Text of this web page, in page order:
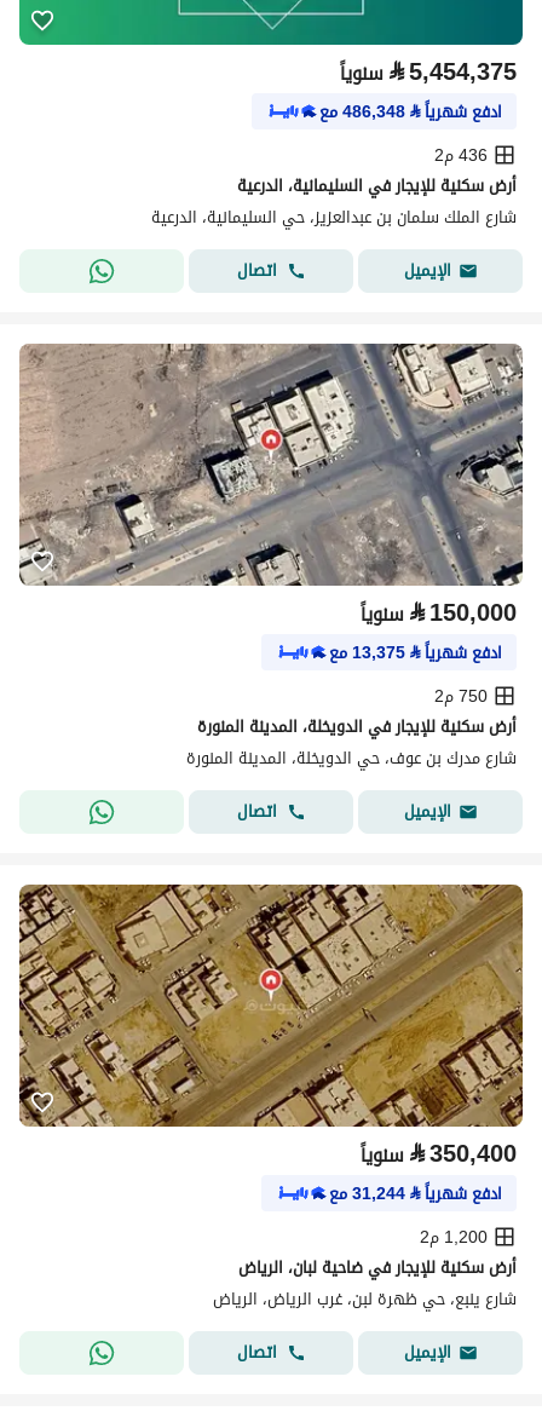
⃁5,454,375 سنوياً
ادفع شهرياً⃁
486,348مع
436 م2
أرض سكنية للإيجار في السليمانية، الدرعية
شارع الملك سلمان بن عبدالعزيز، حي السليمانية، الدرعية
الإيميل
اتصال
⃁150,000 سنوياً
ادفع شهرياً⃁
13,375مع
750 م2
أرض سكنية للإيجار في الدويخلة، المدينة المنورة
شارع مدرك بن عوف، حي الدويخلة، المدينة المنورة
الإيميل
اتصال
⃁350,400 سنوياً
ادفع شهرياً⃁
31,244مع
1,200 م2
أرض سكنية للإيجار في ضاحية لبان، الرياض
شارع ينبع، حي ظهرة لبن، غرب الرياض، الرياض
الإيميل
اتصال